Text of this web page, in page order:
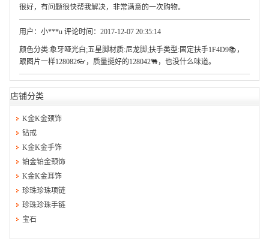
很好，有问题很快帮我解决，非常满意的一次购物。
用户：小***u 评论时间：2017-12-07 20:35:14
颜色分类:象牙哑光白;五星脚材质:尼龙脚;扶手类型:固定扶手1F4D9📚，
跟图片一样128082👓，质量挺好的128042🐫，也没什么味道。
店铺分类
K金K金颈饰
钻戒
K金K金手饰
铂金铂金颈饰
K金K金耳饰
珍珠珍珠项链
珍珠珍珠手链
宝石